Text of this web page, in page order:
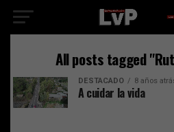
All posts tagged
DESTACADO 8 años
A cuidar la vida